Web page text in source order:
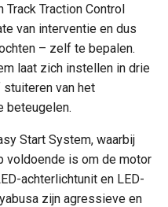
Traction Control
van interventie en dus
– zelf te bepalen.
laat zich instellen in drie
van het
beteugelen.
Start System, waarbij
voldoende is om de motor
achterlichtunit en LED-
zijn agressieve en